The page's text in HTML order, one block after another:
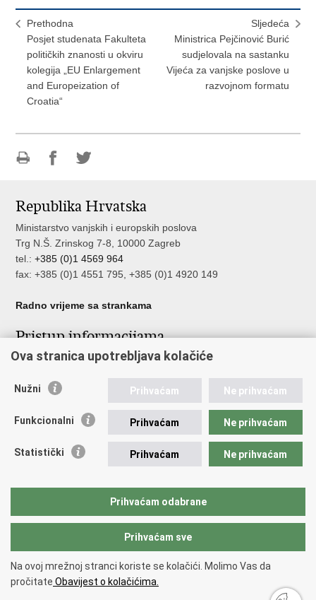
Prethodna
Posjet studenata Fakulteta
političkih znanosti u okviru
kolegija „EU Enlargement
and Europeization of
Croatia“
Sljedeća
Ministrica Pejčinović Burić
sudjelovala na sastanku
Vijeća za vanjske poslove u
razvojnom formatu
Facebooku
Twitteru
Republika Hrvatska
Ministarstvo vanjskih i europskih poslova
Trg N.Š. Zrinskog 7-8, 10000 Zagreb
tel.:+385 (0)1 4569 964
fax: +385 (0)1 4551 795, +385 (0)1 4920 149
Radno vrijeme sa strankama
Pristup informacijama
Pristup informacijama
Nepravilnosti
Javna nabava u MVEP-u
Nadzor rada i unutarnja revizija službe vanjskih poslova
Copyright © 2026 Ministarstvo vanjskih i europskih poslova.
korištenja.Izjava o pristupačnosti.
Ova stranica upotrebljava kolačiće
Nužni Prihvaćam Ne prihvaćam
Funkcionalni Prihvaćam Ne prihvaćam
Statistički Prihvaćam Ne prihvaćam
Prihvaćam odabrane
Prihvaćam sve
Na ovoj mrežnoj stranci koriste se kolačići. Molimo Vas da
pročitate Obavijest o kolačićima.